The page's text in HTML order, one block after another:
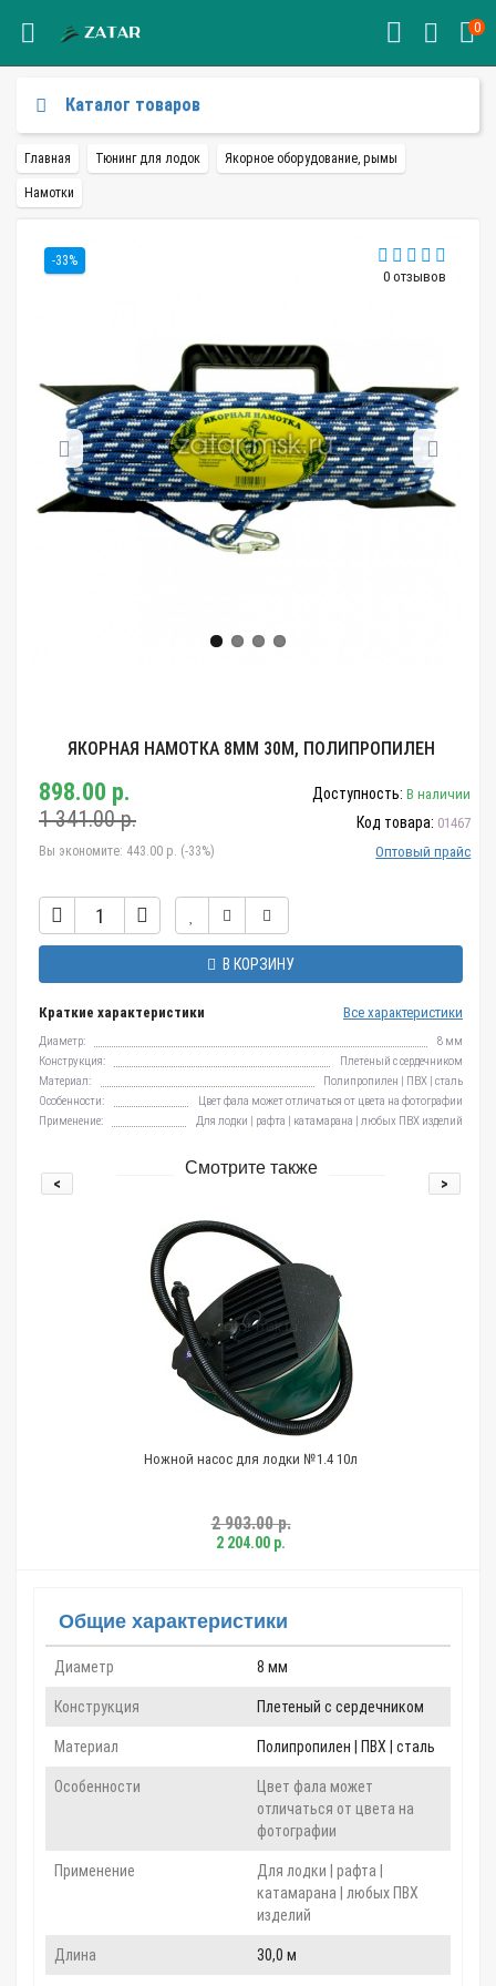
0
Каталог товаров
Главная Тюнинг для лодок Якорное оборудование, рымы
Намотки
-33%
0 отзывов
ЯКОРНАЯ НАМОТКА 8ММ 30М, ПОЛИПРОПИЛЕН
898.00 р.
1 341.00 р.
Вы экономите: 443.00 р. (-33%)
Доступность: В наличии
Код товара: 01467
Оптовый прайс
В КОРЗИНУ
Краткие характеристики Все характеристики
Диаметр:
8 мм
Конструкция:
Плетеный с сердечником
Материал:
Полипропилен | ПВХ | сталь
Особенности:
Цвет фала может отличаться от цвета на фотографии
Применение:
Для лодки | рафта | катамарана | любых ПВХ изделий
Смотрите также
Ножной насос для лодки №1.4 10л
2 903.00 р.
2 204.00 р.
< >
Общие характеристики
Диаметр 8 мм
Конструкция Плетеный с сердечником
Материал Полипропилен | ПВХ | сталь
Особенности
Цвет фала может
отличаться от цвета на
фотографии
Применение
Для лодки | рафта |
катамарана | любых ПВХ
изделий
Длина 30,0 м